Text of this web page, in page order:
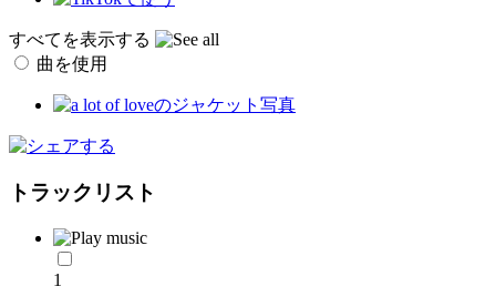
すべてを表示する
曲を使用
トラックリスト
1